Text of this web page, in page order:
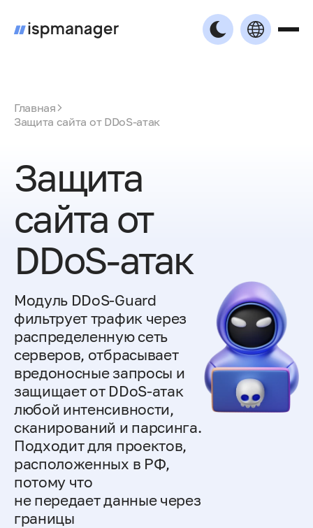
Главная
Защита сайта от DDoS-атак
Защита
сайта от
DDoS-атак
Модуль DDoS-Guard
фильтрует трафик через
распределенную сеть
серверов, отбрасывает
вредоносные запросы и
защищает от DDoS-атак
любой интенсивности,
сканирований и парсинга.
Подходит для проектов,
расположенных в РФ,
потому что
не передает данные через
границы